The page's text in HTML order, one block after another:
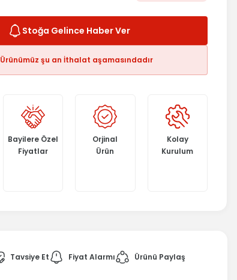
Stoğa Gelince Haber Ver
Ürünümüz şu an İthalat aşamasındadır
Bayilere Özel
Fiyatlar
Orjinal
Ürün
Kolay
Kurulum
Tavsiye Et Fiyat Alarmı
Ürünü Paylaş